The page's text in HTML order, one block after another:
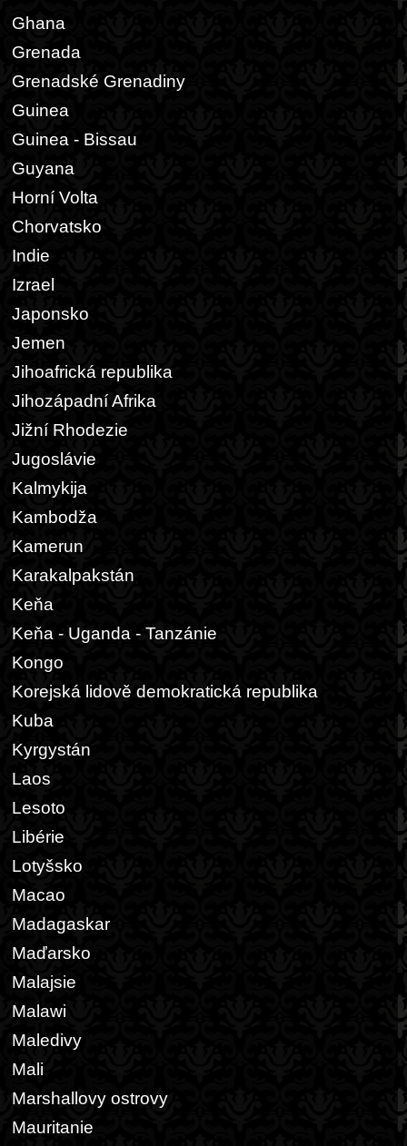
Ghana
Grenada
Grenadské Grenadiny
Guinea
Guinea - Bissau
Guyana
Horní Volta
Chorvatsko
Indie
Izrael
Japonsko
Jemen
Jihoafrická republika
Jihozápadní Afrika
Jižní Rhodezie
Jugoslávie
Kalmykija
Kambodža
Kamerun
Karakalpakstán
Keňa
Keňa - Uganda - Tanzánie
Kongo
Korejská lidově demokratická republika
Kuba
Kyrgystán
Laos
Lesoto
Libérie
Lotyšsko
Macao
Madagaskar
Maďarsko
Malajsie
Malawi
Maledivy
Mali
Marshallovy ostrovy
Mauritanie